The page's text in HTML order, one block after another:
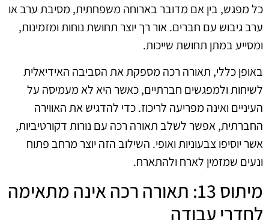
כל מפגש, בין אם מדובר בארוחה משפחתית, מסיבת ערב או
ערב גיבוש עם חברים. אור רך יוצר תחושת נוחות ומזמינות,
ומסייע במתן תחושת שייכות.
באופן כללי, תאורה רכה מספקת את הסביבה האידיאלית
לשיחות ולמפגשים חברתיים, כאשר היא לא מעמיסה על
העיניים ואינה מפריעה לריכוז. כדי להדגיש את האווירה
החברתית, אפשר לשלב תאורה רכה עם נורות דקורטיביות,
אשר יוסיפו צבעוניות ואופי. השילוב הזה יוצר מרחב פתוח
ונעים שמזמין לארח ולהתארח.
מיתוס 13: תאורה רכה אינה מתאימה
לחדרי עבודה